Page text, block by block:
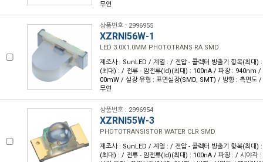
무연
상품번호 : 2996955
XZRNI56W-1
LED 3.0X1.0MM PHOTOTRANS RA SMD
제조사 : SunLED / 계열 : / 전압 - 콜렉터 방출기 항복(최대)
(최대) : / 전류 - 암전류(Id)(최대) : 100nA / 파장 : 940nm /
00mW / 실장 유형 : 표면실장(SMD, SMT) / 방향 : 측면도
무연
상품번호 : 2996954
XZRNI55W-3
PHOTOTRANSISTOR WATER CLR SMD
제조사 : SunLED / 계열 : / 전압 - 콜렉터 방출기 항복(최대)
(최대) : / 전류 - 암전류(Id)(최대) : 100nA / 파장 : / 시야각